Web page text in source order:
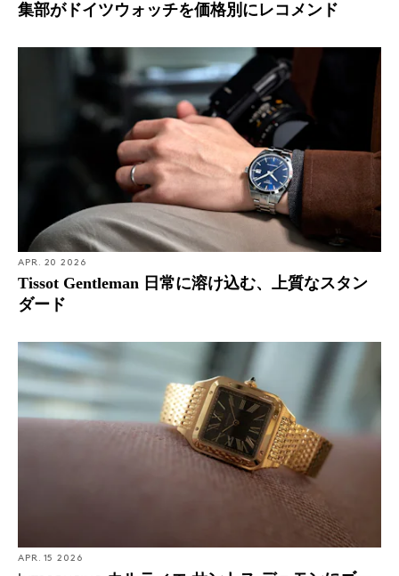
集部がドイツウォッチを価格別にレコメンド
APR. 20 2026
Tissot Gentleman 日常に溶け込む、上質なスタン
ダード
APR. 15 2026